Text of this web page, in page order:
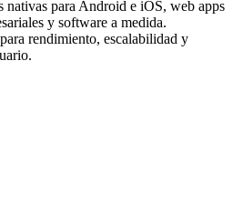
nativas para Android e iOS, web apps
y software a medida.
rendimiento, escalabilidad y